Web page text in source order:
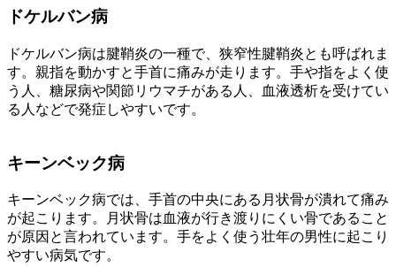
ドケルバン病
ドケルバン病は腱鞘炎の一種で、狭窄性腱鞘炎とも呼ばれま
す。親指を動かすと手首に痛みが走ります。手や指をよく使
う人、糖尿病や関節リウマチがある人、血液透析を受けてい
る人などで発症しやすいです。
キーンベック病
キーンベック病では、手首の中央にある月状骨が潰れて痛み
が起こります。月状骨は血液が行き渡りにくい骨であること
が原因と言われています。手をよく使う壮年の男性に起こり
やすい病気です。